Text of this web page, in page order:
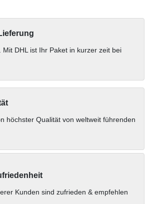
Mit DHL ist Ihr Paket in kurzer zeit bei
höchster Qualität von weltweit führenden
Kunden sind zufrieden & empfehlen